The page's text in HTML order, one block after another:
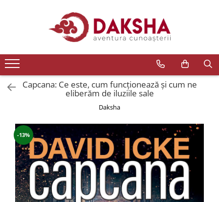
Editura Daksha
Seria Radu Cinamar
Seria Anton Parks
Dezvăluiri
Spiritualitate
Extratereștrii
OZN
Transformare spirituală
Capcana: Ce este, cum funcționează și cum ne
eliberăm de iluziile sale
Daksha
-13%